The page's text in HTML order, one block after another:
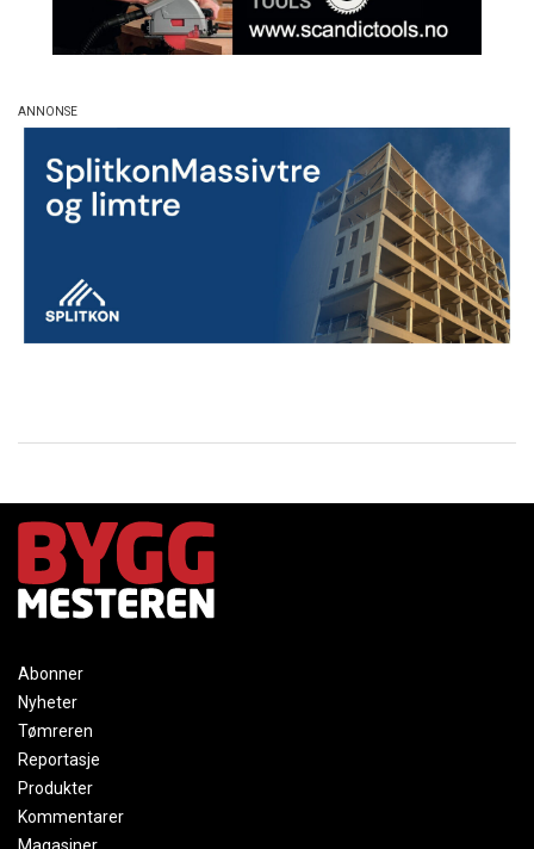
Abonner
Nyheter
Tømreren
Reportasje
Produkter
Kommentarer